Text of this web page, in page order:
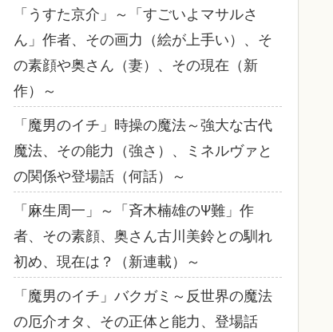
「うすた京介」～「すごいよマサルさ
ん」作者、その画力（絵が上手い）、そ
の素顔や奥さん（妻）、その現在（新
作）～
「魔男のイチ」時操の魔法～強大な古代
魔法、その能力（強さ）、ミネルヴァと
の関係や登場話（何話）～
「麻生周一」～「斉木楠雄のΨ難」作
者、その素顔、奥さん古川美鈴との馴れ
初め、現在は？（新連載）～
「魔男のイチ」バクガミ～反世界の魔法
の厄介オタ、その正体と能力、登場話